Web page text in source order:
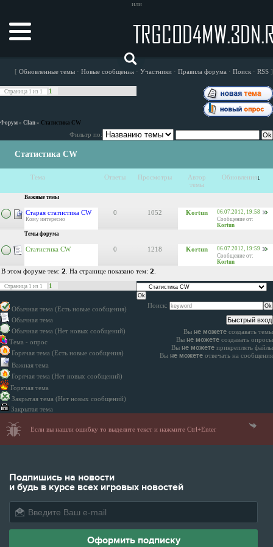
или
[ Обновленные темы · Новые сообщения · Участники · Правила форума · Поиск · RSS ]
Страница 1 из 1 1
Форум » Clan » Статистика CW
Фильтр по:
Статистика CW
Тема Ответы Просмотры
Автор
темы
Обновления ↓
Важные темы
Старая статистика CW
Кому интересно
0 1052 Kortun
06.07.2012, 19:58
Сообщение от:
Kortun
Темы форума
Статистика CW 0 1218 Kortun
06.07.2012, 19:59
Сообщение от:
Kortun
В этом форуме тем: 2 . На странице показано тем: 2
Страница 1 из 1 1
Обычная тема (Есть новые сообщения)
Обычная тема
Обычная тема (Нет новых сообщений)
Тема - опрос
Горячая тема (Есть новые сообщения)
Важная тема
Горячая тема (Нет новых сообщений)
Горячая тема
Закрытая тема (Нет новых сообщений)
Закрытая тема
Поиск:
Вы не можете создавать темы
Вы не можете создавать опросы
Вы не можете прикреплять файлы
Вы не можете отвечать на сообщения
Если вы нашли ошибку то выделите текст и нажмите Ctrl+Enter
Подпишись на новости
и будь в курсе всех игровых новостей